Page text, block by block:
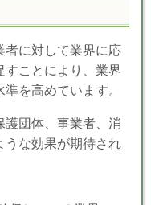
者に対して業界に応
すことにより、業界
を高めています。
護団体、事業者、消
うな効果が期待され